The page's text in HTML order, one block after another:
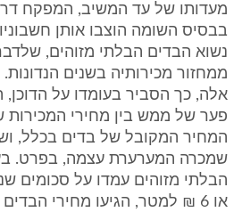
מעדותו של עד המשיב, המפקח
בבסיס השומה הוצבו אותן
ממחזור מכירותיה בשנים
אלה, כך הסביר בעומדו על הדוכן,
פער של ממש בין מחירי המכירות
המחיר המקובל של בדים בכלל,
שמכרה המערערת עצמה, בפרט.
או 6 ₪ למטר, הגיעו מחירי